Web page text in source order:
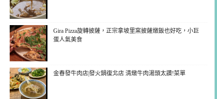
Gira Pizza旋轉披薩，正宗拿坡里窯披薩燉飯也好吃，小巨
蛋人氣美食
金春發牛肉店|發火鍋復北店 清燉牛肉湯頭太讚!菜單